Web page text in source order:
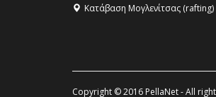
Κατάβαση Μογλενίτσας (rafting)
Copyright © 2016 PellaNet - All